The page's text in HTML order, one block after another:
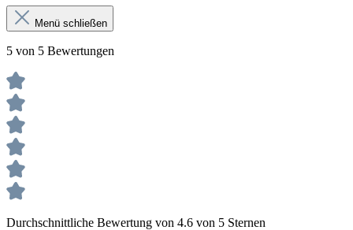
Menü schließen
5 von 5 Bewertungen
Durchschnittliche Bewertung von 4.6 von 5 Sternen